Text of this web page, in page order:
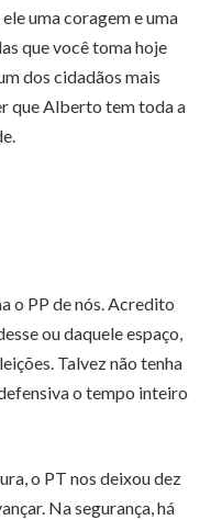
uma coragem e uma
que você toma hoje
dos cidadãos mais
que Alberto tem toda a
o PP de nós. Acredito
ou daquele espaço,
Talvez não tenha
o tempo inteiro
o PT nos deixou dez
Na segurança, há